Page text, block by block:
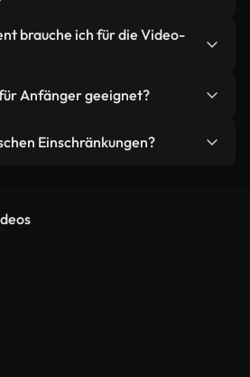
bestehenden
bietet unbegrenzte kreative
Lizenzbeschränkungen.
synchronisiertes Audio
mit der Bewegung und
brauche ich für die Video-
Pro-Mitglieder erhalten
Prioritätsverarbeitung und
Anfänger geeignet?
oder Erfahrung in
Arbeit bewältigen.
Einschränkungen?
mehrere
erfordern.Dies
Stand der KI-Video-